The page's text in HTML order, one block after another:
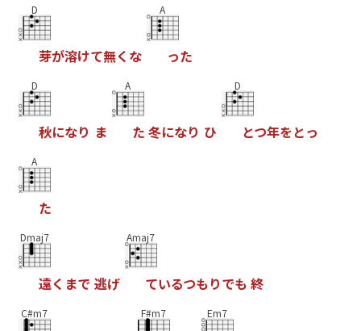
D
芽が溶けて無く な
A
った
D
秋になり ま
A
た 冬になり ひ
D
とつ年をとっ
A
た
Dmaj7
遠く まで 逃げ
Amaj7
ているつもりでも 終
C#m7 F#m7 Em7